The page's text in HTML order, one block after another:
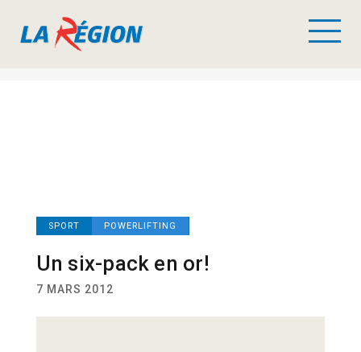
SPORT POWERLIFTING
Un six-pack en or!
7 MARS 2012